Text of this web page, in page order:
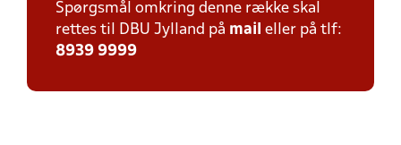
Spørgsmål omkring denne række skal
rettes til DBU Jylland på mail eller på tlf:
8939 9999